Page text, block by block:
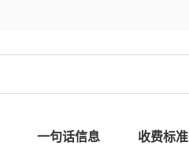
一句话信息 收费标准